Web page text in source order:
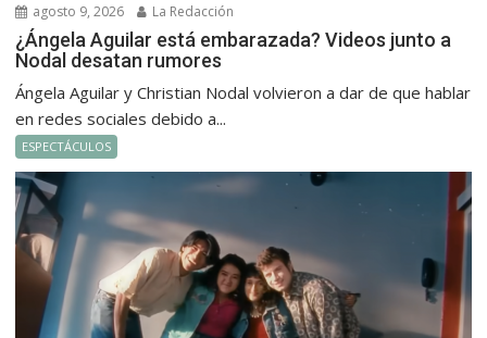
agosto 9, 2026 La Redacción
¿Ángela Aguilar está embarazada? Videos junto a
Nodal desatan rumores
Ángela Aguilar y Christian Nodal volvieron a dar de que hablar
en redes sociales debido a...
ESPECTÁCULOS